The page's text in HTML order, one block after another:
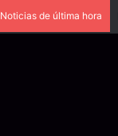
Noticias de última hora